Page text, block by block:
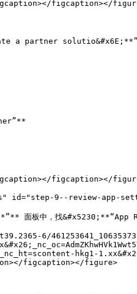
figcaption></
a partner
figcaption></
id="step-9--review-app-
板中，找&#x5230;**“App
6/
hkg1-
figcaption></figure>